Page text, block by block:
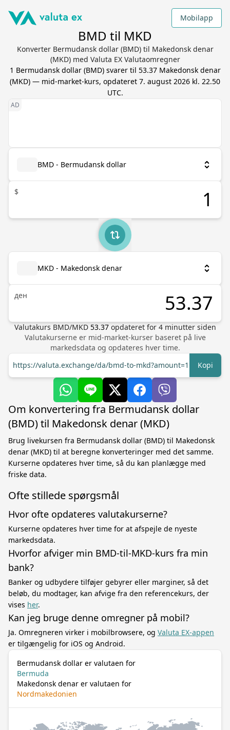
Mobilapp
BMD til MKD
Konverter Bermudansk dollar (BMD) til Makedonsk denar
(MKD) med Valuta EX Valutaomregner
1 Bermudansk dollar(BMD) svarer til 53.37 Makedonsk denar
(MKD) — mid-market-kurs, opdateret 7. august 2026 kl. 22.50
UTC.
BMD - Bermudansk dollar
$
MKD - Makedonsk denar
ден
Valutakurs BMD/MKD 53.37 opdateret for 4minutter siden
Valutakurserne er mid-market-kurser baseret på live
markedsdata og opdateres hver time.
https://valuta.exchange/da/bmd-to-mkd?amount=1
Kopi
Om konvertering fra Bermudansk dollar
(BMD) til Makedonsk denar (MKD)
Brug livekursen fra Bermudansk dollar (BMD) til Makedonsk
denar (MKD) til at beregne konverteringer med det samme.
Kurserne opdateres hver time, så du kan planlægge med
friske data.
Ofte stillede spørgsmål
Hvor ofte opdateres valutakurserne?
Kurserne opdateres hver time for at afspejle de nyeste
markedsdata.
Hvorfor afviger min BMD-til-MKD-kurs fra min
bank?
Banker og udbydere tilføjer gebyrer eller marginer, så det
beløb, du modtager, kan afvige fra den referencekurs, der
vises her.
Kan jeg bruge denne omregner på mobil?
Ja. Omregneren virker i mobilbrowsere, og Valuta EX-appen
er tilgængelig for iOS og Android.
Bermudansk dollar er valutaen for
Bermuda
Makedonsk denar er valutaen for
Nordmakedonien